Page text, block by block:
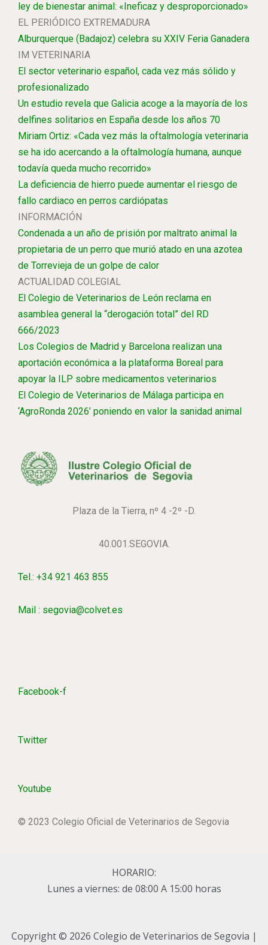
ley de bienestar animal: «Ineficaz y desproporcionado»
EL PERIÓDICO EXTREMADURA
Alburquerque (Badajoz) celebra su XXIV Feria Ganadera
IM VETERINARIA
El sector veterinario español, cada vez más sólido y
profesionalizado
Un estudio revela que Galicia acoge a la mayoría de los
delfines solitarios en España desde los años 70
Miriam Ortiz: «Cada vez más la oftalmología veterinaria
se ha ido acercando a la oftalmología humana, aunque
todavía queda mucho recorrido»
La deficiencia de hierro puede aumentar el riesgo de
fallo cardiaco en perros cardiópatas
INFORMACIÓN
Condenada a un año de prisión por maltrato animal la
propietaria de un perro que murió atado en una azotea
de Torrevieja de un golpe de calor
ACTUALIDAD COLEGIAL
El Colegio de Veterinarios de León reclama en
asamblea general la “derogación total” del RD
666/2023
Los Colegios de Madrid y Barcelona realizan una
aportación económica a la plataforma Boreal para
apoyar la ILP sobre medicamentos veterinarios
El Colegio de Veterinarios de Málaga participa en
‘AgroRonda 2026’ poniendo en valor la sanidad animal
Plaza de la Tierra, nº 4 -2º -D.
40.001.SEGOVIA.
Tel.: +34 921 463 855
Mail : segovia@colvet.es
Facebook-f
Twitter
Youtube
© 2023 Colegio Oficial de Veterinarios de Segovia
HORARIO:
Lunes a viernes: de 08:00 A 15:00 horas
Copyright © 2026 Colegio de Veterinarios de Segovia |